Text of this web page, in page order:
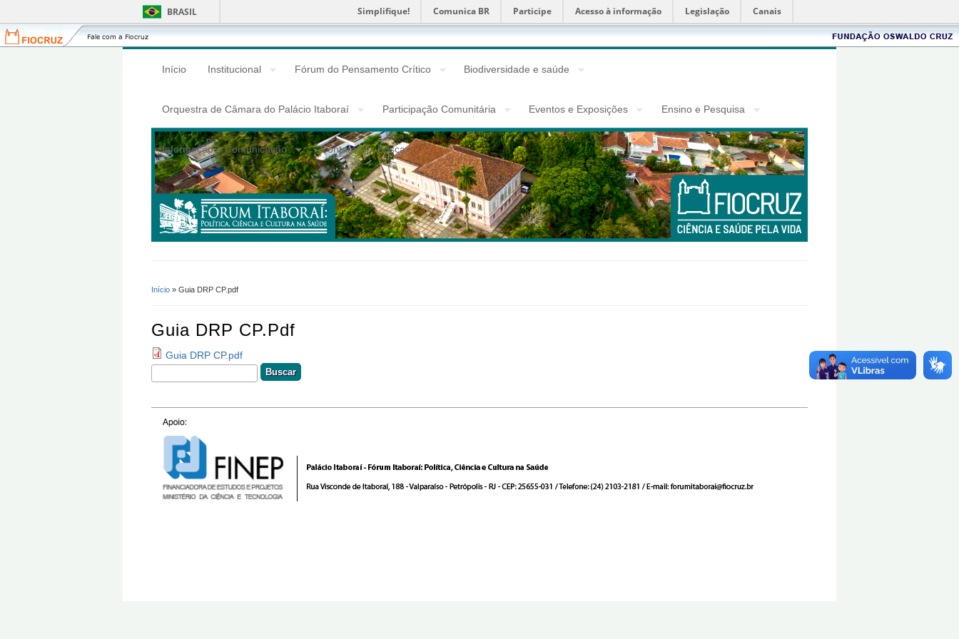
BRASIL Simplifique! Comunica BR Participe Acesso à informação Legislação Canais
Fiocruz
Fale
com
Fiocruz
Início Institucional Fórum do Pensamento Crítico Biodiversidade e saúde
Orquestra de Câmara do Palácio Itaboraí Participação Comunitária Eventos e Exposições Ensino e Pesquisa
Informação e Comunicação Contato Busca
Início » Guia DRP CP.pdf
Guia DRP CP.pdf
Guia DRP CP.pdf
Formulário De Busca
Buscar